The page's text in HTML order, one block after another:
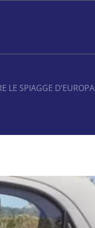
LE SPIAGGE D’EUROPA